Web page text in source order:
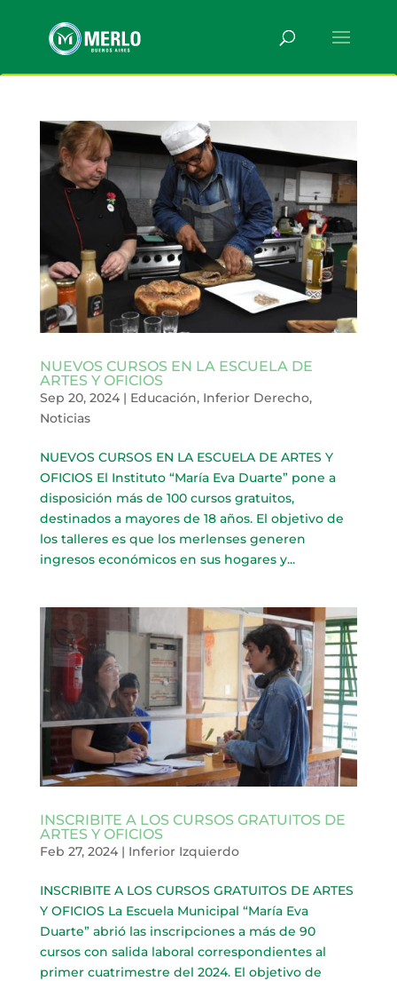
NUEVOS CURSOS EN LA ESCUELA DE
ARTES Y OFICIOS
Sep 20, 2024| Educación, Inferior Derecho,
Noticias
NUEVOS CURSOS EN LA ESCUELA DE ARTES Y
OFICIOS El Instituto “María Eva Duarte” pone a
disposición más de 100 cursos gratuitos,
destinados a mayores de 18 años. El objetivo de
los talleres es que los merlenses generen
ingresos económicos en sus hogares y...
INSCRIBITE A LOS CURSOS GRATUITOS DE
ARTES Y OFICIOS
Feb 27, 2024| Inferior Izquierdo
INSCRIBITE A LOS CURSOS GRATUITOS DE ARTES
Y OFICIOS La Escuela Municipal “María Eva
Duarte” abrió las inscripciones a más de 90
cursos con salida laboral correspondientes al
primer cuatrimestre del 2024. El objetivo de